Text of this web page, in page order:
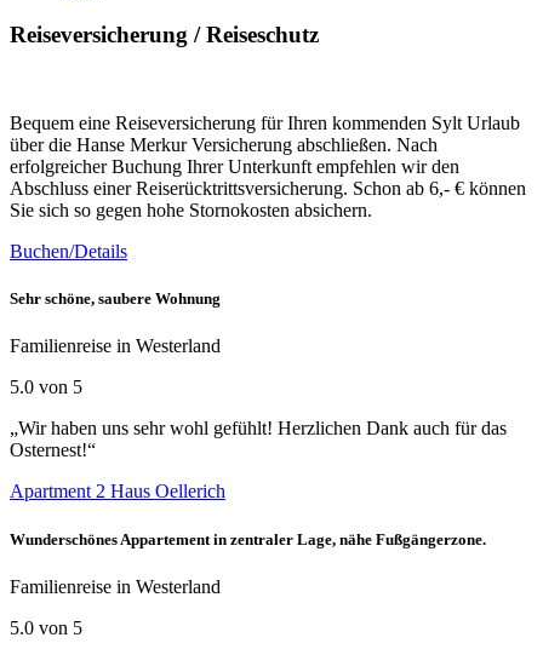
Reiseversicherung / Reiseschutz
Bequem eine Reiseversicherung für Ihren kommenden Sylt Urlaub
über die Hanse Merkur Versicherung abschließen. Nach
erfolgreicher Buchung Ihrer Unterkunft empfehlen wir den
Abschluss einer Reiserücktrittsversicherung. Schon ab 6,- € können
Sie sich so gegen hohe Stornokosten absichern.
Buchen/Details
Sehr schöne, saubere Wohnung
Familienreise in Westerland
5.0 von 5
„Wir haben uns sehr wohl gefühlt! Herzlichen Dank auch für das
Osternest!“
Apartment 2 Haus Oellerich
Wunderschönes Appartement in zentraler Lage, nähe Fußgängerzone.
Familienreise in Westerland
5.0 von 5